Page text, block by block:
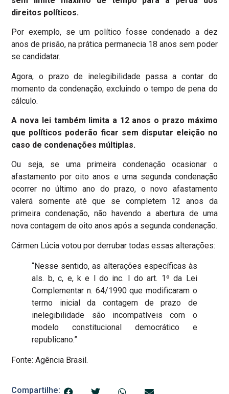
direitos políticos.
Por exemplo, se um político fosse condenado a dez
anos de prisão, na prática permanecia 18 anos sem poder
se candidatar.
Agora, o prazo de inelegibilidade passa a contar do
momento da condenação, excluindo o tempo de pena do
cálculo.
A nova lei também limita a 12 anos o prazo máximo
que políticos poderão ficar sem disputar eleição no
caso de condenações múltiplas.
Ou seja, se uma primeira condenação ocasionar o
afastamento por oito anos e uma segunda condenação
ocorrer no último ano do prazo, o novo afastamento
valerá somente até que se completem 12 anos da
primeira condenação, não havendo a abertura de uma
nova contagem de oito anos após a segunda condenação.
Cármen Lúcia votou por derrubar todas essas alterações:
“Nesse sentido, as alterações específicas às
als. b, c, e, k e l do inc. I do art. 1º da Lei
Complementar n. 64/1990 que modificaram o
termo inicial da contagem de prazo de
inelegibilidade são incompatíveis com o
modelo constitucional democrático e
republicano.”
Fonte: Agência Brasil.
Compartilhe: